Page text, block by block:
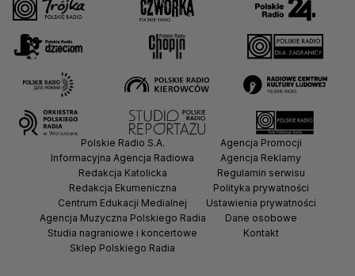
Polskie Radio S.A.
Informacyjna Agencja Radiowa
Redakcja Katolicka
Redakcja Ekumeniczna
Centrum Edukacji Medialnej
Agencja Muzyczna Polskiego Radia
Studia nagraniowe i koncertowe
Sklep Polskiego Radia
Agencja Promocji
Agencja Reklamy
Regulamin serwisu
Polityka prywatności
Ustawienia prywatności
Dane osobowe
Kontakt